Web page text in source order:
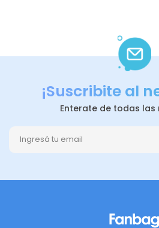
¡Suscribite al
Enterate de todas las